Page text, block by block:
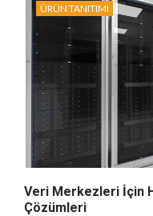
ÜRÜN TANITIMI
Veri Merkezleri İçin
Çözümleri